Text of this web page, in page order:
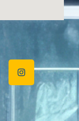
I
n
t